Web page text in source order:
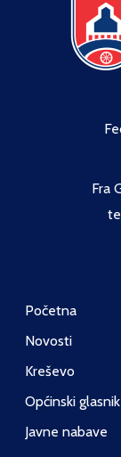
Fra
Početna
Novosti
Kreševo
Općinski glasnik
Javne nabave